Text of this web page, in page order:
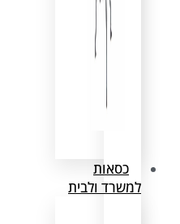
כסאות
למשרד ולבית